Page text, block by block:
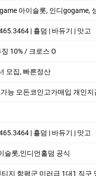
아이슬­롯, 인디gogame,
| 횰덤 | 바듀기 | 맛고
10% / 크로스 O
모집, 빠른정산
고가매입 개인지갑고가매입 코
| 횰덤 | 바듀기 | 맛고
슬롯,인디언홀덤 공식
미러급 1대1 직구 명품 가방 루